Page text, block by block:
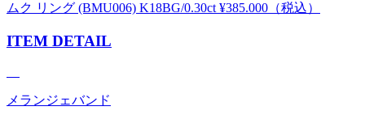
ムク リング (BMU006) K18BG/0.30ct ¥385.000（税込）
ITEM DETAIL
メランジェバンド